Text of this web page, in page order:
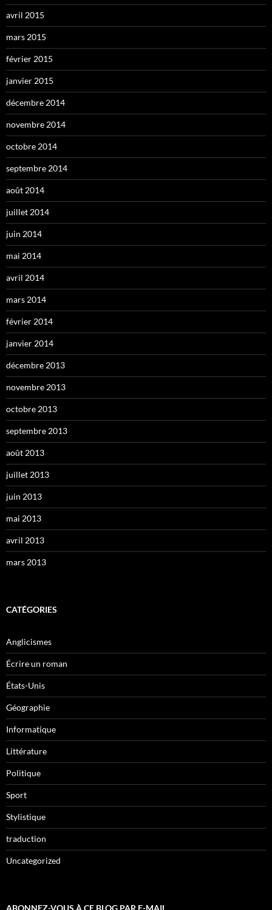
avril 2015
mars 2015
février 2015
janvier 2015
décembre 2014
novembre 2014
octobre 2014
septembre 2014
août 2014
juillet 2014
juin 2014
mai 2014
avril 2014
mars 2014
février 2014
janvier 2014
décembre 2013
novembre 2013
octobre 2013
septembre 2013
août 2013
juillet 2013
juin 2013
mai 2013
avril 2013
mars 2013
CATÉGORIES
Anglicismes
Écrire un roman
États-Unis
Géographie
Informatique
Littérature
Politique
Sport
Stylistique
traduction
Uncategorized